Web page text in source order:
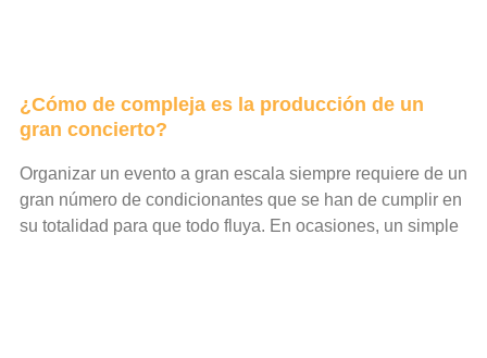
¿Cómo de compleja es la producción de un
gran concierto?
Organizar un evento a gran escala siempre requiere de un
gran número de condicionantes que se han de cumplir en
su totalidad para que todo fluya. En ocasiones, un simple